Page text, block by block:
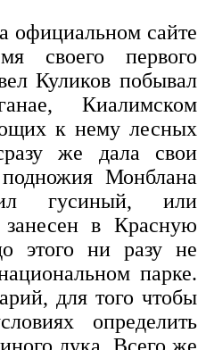
официальном сайте
своего первого
Куликов побывал
Киалимском
к нему лесных
же дала свои
Монблана
гусиный, или
в Красную
этого ни разу не
парке.
для того чтобы
определить